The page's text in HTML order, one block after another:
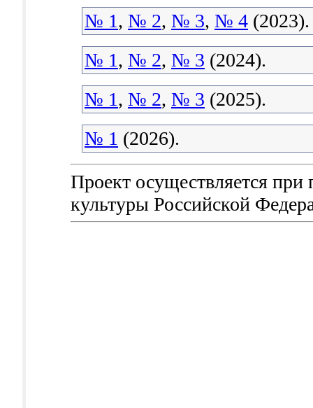
№ 1, № 2, № 3, № 4 (2023).
№ 1, № 2, № 3 (2024).
№ 1, № 2, № 3 (2025).
№ 1 (2026).
Проект осуществляется
культуры Российской